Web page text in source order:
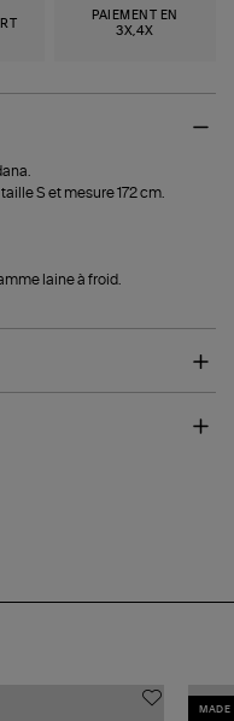
PAIEMENT EN
3X,4X
S et mesure 172 cm.
laine à froid.
MADE